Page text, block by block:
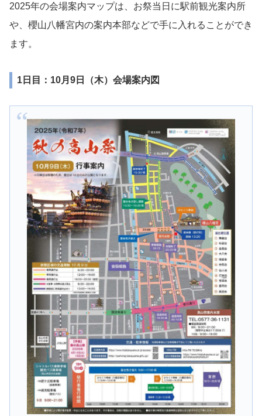
2025年の会場案内マップは、お祭当日に駅前観光案内所
や、櫻山八幡宮内の案内本部などで手に入れることができ
ます。
1日目：10月9日（木）会場案内図